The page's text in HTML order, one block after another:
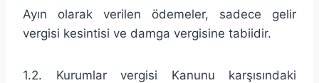
Ayın olarak verilen ödemeler, sadece gelir
vergisi kesintisi ve damga vergisine tabiidir.
1.2. Kurumlar vergisi Kanunu karşısındaki